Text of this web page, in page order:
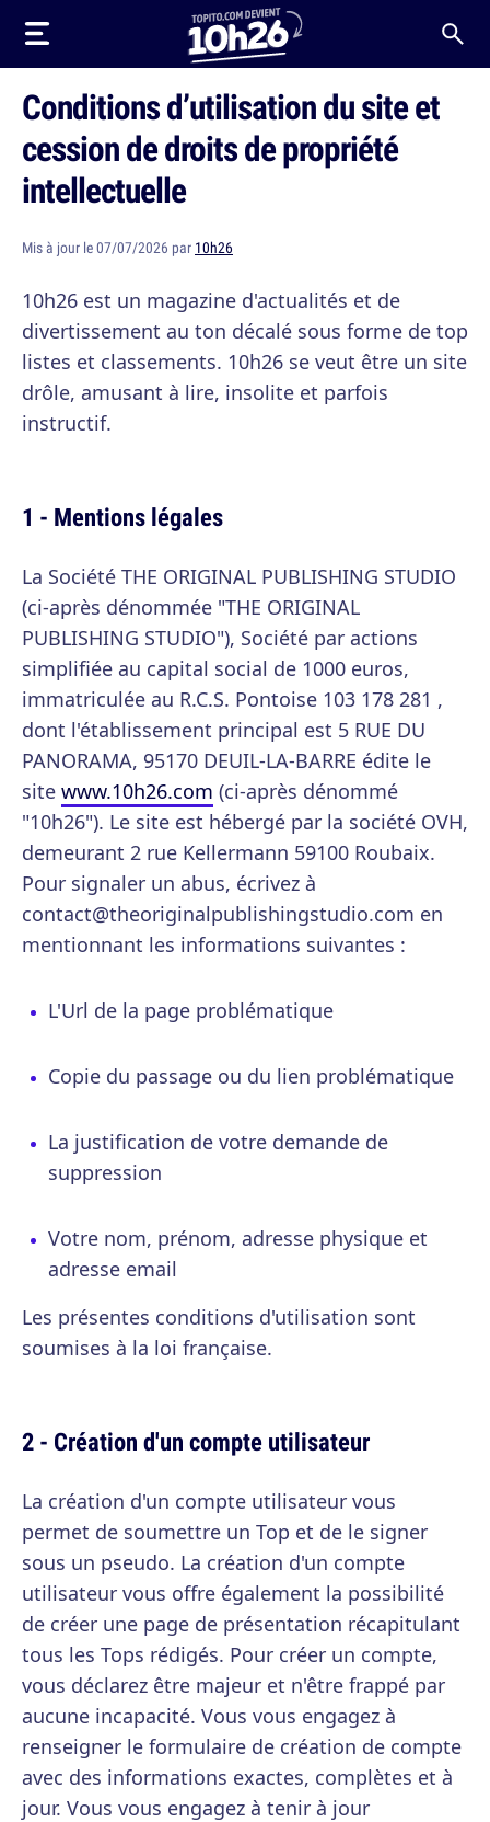
Conditions d’utilisation du site et
cession de droits de propriété
intellectuelle
Mis à jour le 07/07/2026 par 10h26
10h26 est un magazine d'actualités et de
divertissement au ton décalé sous forme de top
listes et classements. 10h26 se veut être un site
drôle, amusant à lire, insolite et parfois
instructif.
1 - Mentions légales
La Société THE ORIGINAL PUBLISHING STUDIO
(ci-après dénommée "THE ORIGINAL
PUBLISHING STUDIO"), Société par actions
simplifiée au capital social de 1000 euros,
immatriculée au R.C.S. Pontoise 103 178 281 ,
dont l'établissement principal est 5 RUE DU
PANORAMA, 95170 DEUIL-LA-BARRE édite le
site www.10h26.com (ci-après dénommé
"10h26"). Le site est hébergé par la société OVH,
demeurant 2 rue Kellermann 59100 Roubaix.
Pour signaler un abus, écrivez à
contact@theoriginalpublishingstudio.com en
mentionnant les informations suivantes :
L'Url de la page problématique
Copie du passage ou du lien problématique
La justification de votre demande de
suppression
Votre nom, prénom, adresse physique et
adresse email
Les présentes conditions d'utilisation sont
soumises à la loi française.
2 - Création d'un compte utilisateur
La création d'un compte utilisateur vous
permet de soumettre un Top et de le signer
sous un pseudo. La création d'un compte
utilisateur vous offre également la possibilité
de créer une page de présentation récapitulant
tous les Tops rédigés. Pour créer un compte,
vous déclarez être majeur et n'être frappé par
aucune incapacité. Vous vous engagez à
renseigner le formulaire de création de compte
avec des informations exactes, complètes et à
jour. Vous vous engagez à tenir à jour